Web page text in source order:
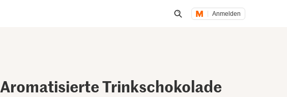
Anmelden
Aromatisierte Trinkschokolade